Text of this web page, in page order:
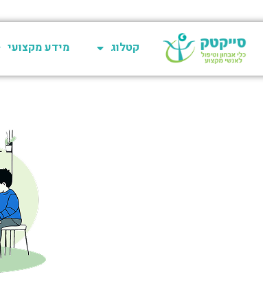
קטלוג מידע מקצועי